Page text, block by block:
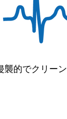
襲的でクリー